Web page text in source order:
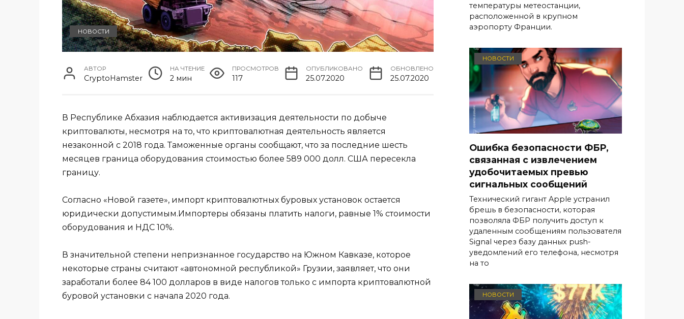
НОВОСТИ
АВТОР
CryptoHamster
НА ЧТЕНИЕ
2 мин
ПРОСМОТРОВ
117
ОПУБЛИКОВАНО
25.07.2020
ОБНОВЛЕНО
25.07.2020
В Республике Абхазия наблюдается активизация деятельности по добыче
криптовалюты, несмотря на то, что криптовалютная деятельность является
незаконной с 2018 года. Таможенные органы сообщают, что за последние шесть
месяцев граница оборудования стоимостью более 589 000 долл. США пересекла
границу.
Согласно «Новой газете», импорт криптовалютных буровых установок остается
юридически допустимым.Импортеры обязаны платить налоги, равные 1% стоимости
оборудования и НДС 10%.
В значительной степени непризнанное государство на Южном Кавказе, которое
некоторые страны считают «автономной республикой» Грузии, заявляет, что они
заработали более 84 100 долларов в виде налогов только с импорта криптовалютной
буровой установки с начала 2020 года.
температуры метеостанции,
расположенной в крупном
аэропорту Франции.
НОВОСТИ
Ошибка безопасности ФБР,
связанная с извлечением
удобочитаемых превью
сигнальных сообщений
Технический гигант Apple устранил
брешь в безопасности, которая
позволяла ФБР получить доступ к
удаленным сообщениям пользователя
Signal через базу данных push-
уведомлений его телефона, несмотря
на то
НОВОСТИ